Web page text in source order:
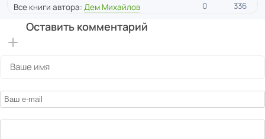
Все книги автора: Дем Михайлов 0 336
Оставить комментарий